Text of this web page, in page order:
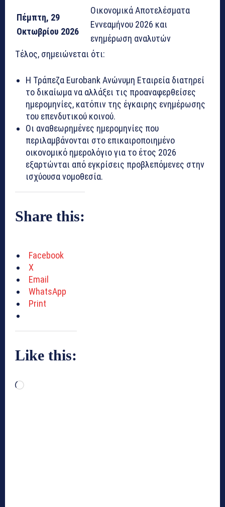
Πέμπτη, 29
Οκτωβρίου 2026
Οικονομικά Αποτελέσματα
Εννεαμήνου 2026 και
ενημέρωση αναλυτών
Τέλος, σημειώνεται ότι:
Η Τράπεζα Eurobank Ανώνυμη Εταιρεία διατηρεί
το δικαίωμα να αλλάξει τις προαναφερθείσες
ημερομηνίες, κατόπιν της έγκαιρης ενημέρωσης
του επενδυτικού κοινού.
Οι αναθεωρημένες ημερομηνίες που
περιλαμβάνονται στο επικαιροποιημένο
οικονομικό ημερολόγιο για το έτος 2026
εξαρτώνται από εγκρίσεις προβλεπόμενες στην
ισχύουσα νομοθεσία.
Share this:
Facebook
X
Email
WhatsApp
Print
Like this:
L